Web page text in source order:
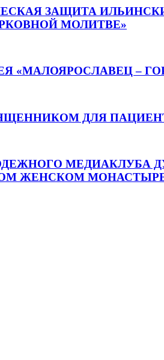
ЗАЩИТА
МОЛИТВЕ»
«МАЛОЯРОСЛАВЕЦ –
ДЛЯ
МЕДИАКЛУБА
ЖЕНСКОМ